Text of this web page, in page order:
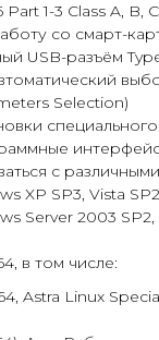
1-3 Class A, B,
со смарт-
USB-разъём
Selection)
с
XP SP3, Vista
Server 2003 SP2,
в том числе:
Astra Linux